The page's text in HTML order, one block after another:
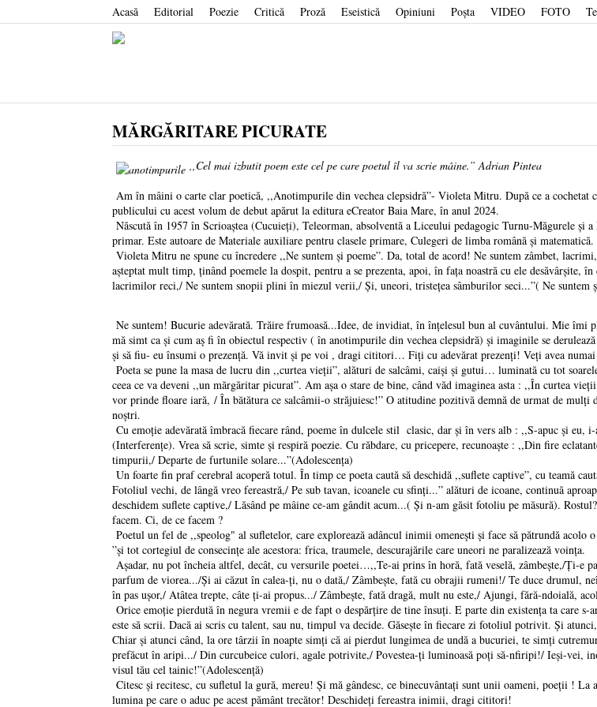
Acasă Editorial Poezie Critică Proză Eseistică Opiniuni Poşta VIDEO FOTO
MĂRGĂRITARE PICURATE
,,Cel mai izbutit poem este cel pe care poetul îl va scrie mâine.” Adrian Pintea
Am în mâini o carte clar poetică, ,,Anotimpurile din vechea clepsidră”- Violeta Mitru. După ce a
publicului cu acest volum de debut apărut la editura eCreator Baia Mare, în anul 2024.
Născută în 1957 în Scrioaștea (Cucuieți), Teleorman, absolventă a Liceului pedagogic Turnu-Măgurele
primar. Este autoare de Materiale auxiliare pentru clasele primare, Culegeri de limba română și matematică.
Violeta Mitru ne spune cu încredere ,,Ne suntem și poeme”. Da, total de acord! Ne suntem zâmbet,
așteptat mult timp, ținând poemele la dospit, pentru a se prezenta, apoi, în fața noastră cu ele
lacrimilor reci,/ Ne suntem snopii plini în miezul verii,/ Și, uneori, tristețea sâmburilor seci...”( Ne suntem
Ne suntem! Bucurie adevărată. Trăire frumoasă...Idee, de invidiat, în înțelesul bun al cuvântului. Mie îmi
mă simt ca și cum aș fi în obiectul respectiv ( în anotimpurile din vechea clepsidră) și imaginile se
și să fiu- eu însumi o prezență. Vă invit și pe voi , dragi cititori… Fiți cu adevărat prezenți! Veți avea numai
Poeta se pune la masa de lucru din ,,curtea vieții”, alături de salcâmi, caiși și gutui… luminată cu tot
ceea ce va deveni ,,un mărgăritar picurat”. Am așa o stare de bine, când văd imaginea asta : ,,În curtea
vor prinde floare iară, / În bătătura ce salcâmii-o străjuiesc!” O atitudine pozitivă demnă de urmat de
noștri.
Cu emoție adevărată îmbracă fiecare rând, poeme în dulcele stil clasic, dar și în vers alb : ,,S-apuc și eu,
(Interferențe). Vrea să scrie, simte și respiră poezie. Cu răbdare, cu pricepere, recunoaște : ,,Din fire
timpurii,/ Departe de furtunile solare...”(Adolescența)
Un foarte fin praf cerebral acoperă totul. În timp ce poeta caută să deschidă ,,suflete captive”, cu teamă
Fotoliul vechi, de lângă vreo fereastră,/ Pe sub tavan, icoanele cu sfinți...” alături de icoane, continuă
deschidem suflete captive,/ Lăsând pe mâine ce-am gândit acum...( Și n-am găsit fotoliu pe măsură).
facem. Ci, de ce facem ?
Poetul un fel de ,,speolog" al sufletelor, care explorează adâncul inimii omenești și face să pătrundă acolo
”și tot cortegiul de consecințe ale acestora: frica, traumele, descurajările care uneori ne paralizează voința.
Așadar, nu pot încheia altfel, decât, cu versurile poetei…,,Te-ai prins în horă, fată veselă, zâmbește,/Ți-e
parfum de viorea.../Și ai căzut în calea-ți, nu o dată,/ Zâmbește, fată cu obrajii rumeni!/ Te duce drumul,
în pas ușor,/ Atâtea trepte, câte ți-ai propus.../ Zâmbește, fată dragă, mult nu este,/ Ajungi, fără-ndoială,
Orice emoție pierdută în negura vremii e de fapt o despărțire de tine însuți. E parte din existența ta care
este să scrii. Dacă ai scris cu talent, sau nu, timpul va decide. Găsește în fiecare zi fotoliul potrivit. Și
Chiar și atunci când, la ore târzii în noapte simți că ai pierdut lungimea de undă a bucuriei, te simți
prefăcut în aripi.../ Din curcubeice culori, agale potrivite,/ Povestea-ți luminoasă poți să-nfiripi!/ Ieși-vei,
visul tău cel tainic!”(Adolescență)
Citesc și recitesc, cu sufletul la gură, mereu! Și mă gândesc, ce binecuvântați sunt unii oameni, poeții !
lumina pe care o aduc pe acest pământ trecător! Deschideți fereastra inimii, dragi cititori!